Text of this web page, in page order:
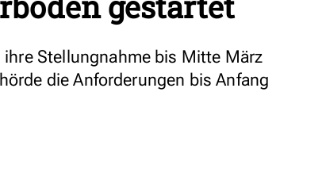
Stellungnahme bis Mitte März
die Anforderungen bis Anfang